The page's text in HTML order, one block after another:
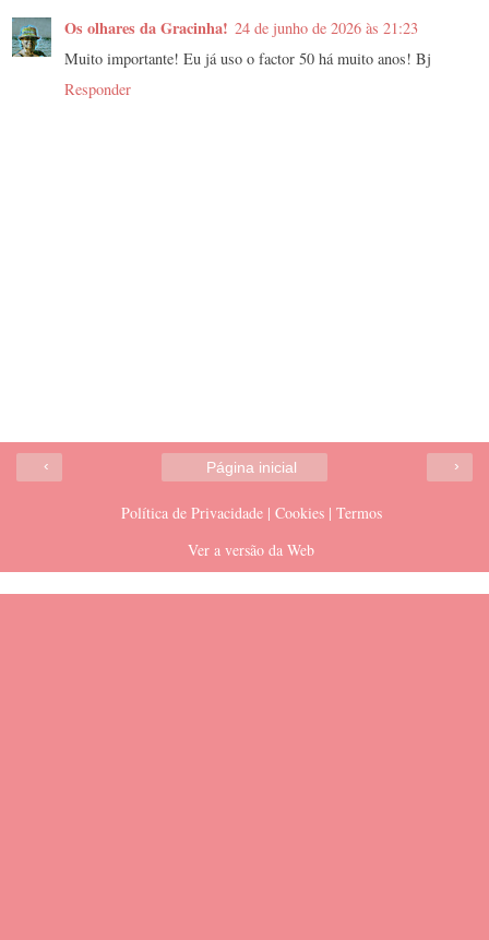
Os olhares da Gracinha! 24 de junho de 2026 às 21:23
Muito importante! Eu já uso o factor 50 há muito anos! Bj
Responder
‹ ›
Página inicial
Política de Privacidade | Cookies | Termos
Ver a versão da Web